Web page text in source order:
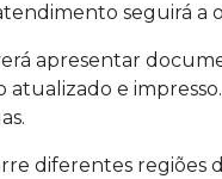
seguirá a
apresentar
atualizado e
diferentes regiões